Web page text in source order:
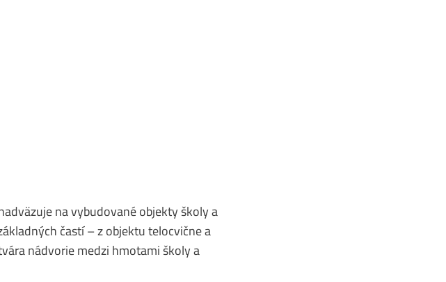
na vybudované objekty školy a
častí – z objektu telocvične a
nádvorie medzi hmotami školy a